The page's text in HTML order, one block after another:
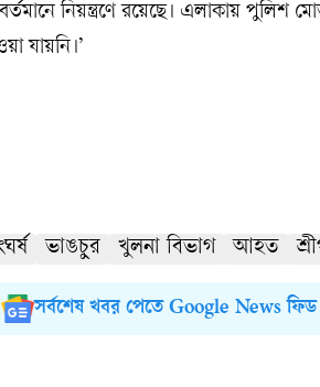
বর্তমানে নিয়ন্ত্রণে রয়েছে। এলাকায় পুলিশ
যায়নি।’
ভাঙচুর খুলনা বিভাগ আহত
সর্বশেষ খবর পেতে Google News